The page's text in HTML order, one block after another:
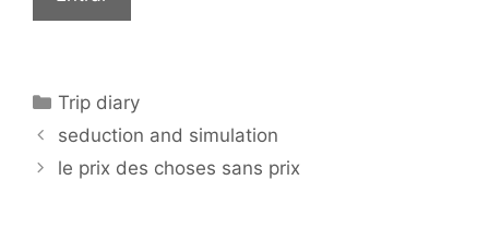
Categorías
Trip diary
seduction and simulation
le prix des choses sans prix